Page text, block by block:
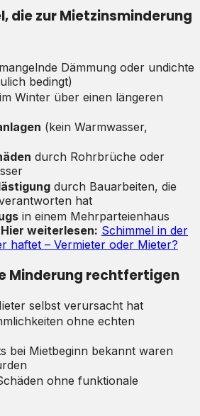
die zur Mietzinsminderung
Dämmung oder undichte
bedingt)
im Winter über einen längeren
(kein Warmwasser,
durch Rohrbrüche oder
durch Bauarbeiten, die
hat
in einem Mehrparteienhaus
Hier weiterlesen: Schimmel in der
haftet – Vermieter oder Mieter?
Minderung rechtfertigen
selbst verursacht hat
ohne echten
bei Mietbeginn bekannt waren
ohne funktionale